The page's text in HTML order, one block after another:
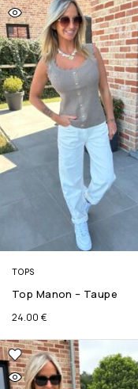
TOPS
Top Manon – Taupe
24.00 €